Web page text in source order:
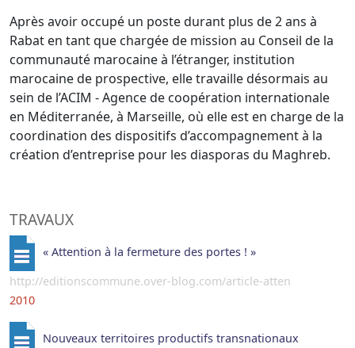
Après avoir occupé un poste durant plus de 2 ans à
Rabat en tant que chargée de mission au Conseil de la
communauté marocaine à l’étranger, institution
marocaine de prospective, elle travaille désormais au
sein de l’ACIM - Agence de coopération internationale
en Méditerranée, à Marseille, où elle est en charge de la
coordination des dispositifs d’accompagnement à la
création d’entreprise pour les diasporas du Maghreb.
TRAVAUX
« Attention à la fermeture des portes ! »
http://editionscommune.over-blog.com/article-atten
2010
Nouveaux territoires productifs transnationaux